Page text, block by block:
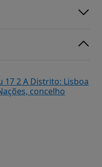
17 2 A Distrito: Lisboa
concelho